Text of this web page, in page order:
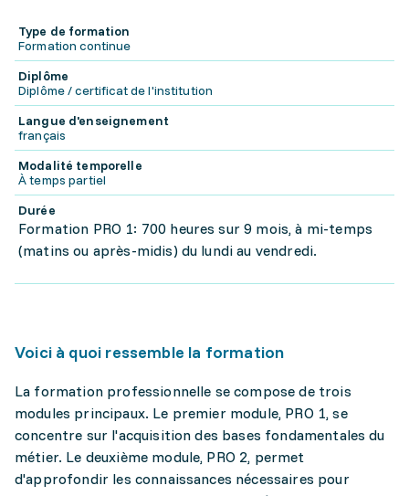
Type de formation
Formation continue
Diplôme
Diplôme / certificat de l'institution
Langue d'enseignement
français
Modalité temporelle
À temps partiel
Durée
Formation PRO 1: 700 heures sur 9 mois, à mi-temps
(matins ou après-midis) du lundi au vendredi.
Voici à quoi ressemble la formation
La formation professionnelle se compose de trois
modules principaux. Le premier module, PRO 1, se
concentre sur l'acquisition des bases fondamentales du
métier. Le deuxième module, PRO 2, permet
d'approfondir les connaissances nécessaires pour